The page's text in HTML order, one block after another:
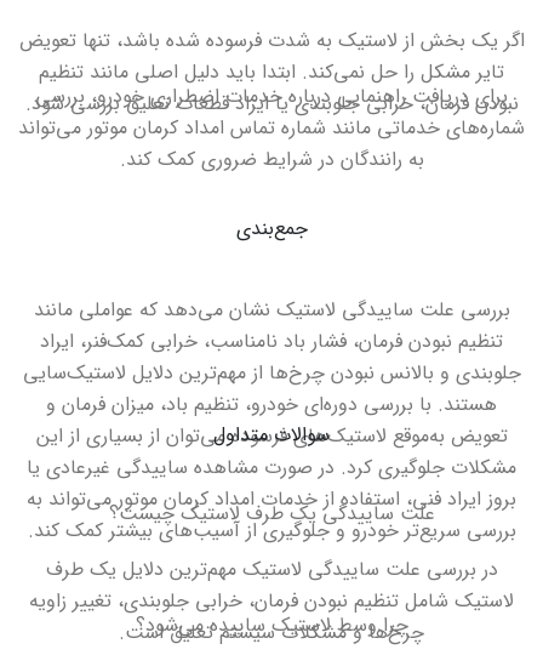
اگر یک بخش از لاستیک به شدت فرسوده شده باشد، تنها تعویض
تایر مشکل را حل نمی‌کند. ابتدا باید دلیل اصلی مانند تنظیم
نبودن فرمان، خرابی جلوبندی یا ایراد قطعات تعلیق بررسی شود. برای دریافت راهنمایی درباره خدمات اضطراری خودرو، بررسی
شماره‌های خدماتی مانند شماره تماس امداد کرمان موتور می‌تواند
به رانندگان در شرایط ضروری کمک کند.
جمع‌بندی
بررسی علت ساییدگی لاستیک نشان می‌دهد که عواملی مانند
تنظیم نبودن فرمان، فشار باد نامناسب، خرابی کمک‌فنر، ایراد
جلوبندی و بالانس نبودن چرخ‌ها از مهم‌ترین دلایل لاستیک‌سایی
هستند. با بررسی دوره‌ای خودرو، تنظیم باد، میزان فرمان و
تعویض به‌موقع لاستیک‌های فرسوده می‌توان از بسیاری از این
مشکلات جلوگیری کرد. در صورت مشاهده ساییدگی غیرعادی یا
بروز ایراد فنی، استفاده از خدمات امداد کرمان موتور می‌تواند به
بررسی سریع‌تر خودرو و جلوگیری از آسیب‌های بیشتر کمک کند.
سوالات متداول
علت ساییدگی یک طرف لاستیک چیست؟
در بررسی علت ساییدگی لاستیک مهم‌ترین دلایل یک طرف
لاستیک شامل تنظیم نبودن فرمان، خرابی جلوبندی، تغییر زاویه
چرخ‌ها و مشکلات سیستم تعلیق است.
چرا وسط لاستیک ساییده می‌شود؟